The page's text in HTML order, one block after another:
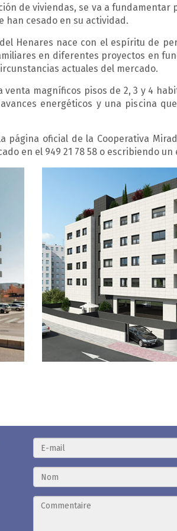
de viviendas, se va a
han cesado en su actividad.
Henares nace con el espíritu de
en diferentes proyectos en
actuales del mercado.
venta magníficos pisos de 2, 3 y 4
energéticos y una piscina
página oficial de la Cooperativa
en el 949 21 78 58 o escribiendo un